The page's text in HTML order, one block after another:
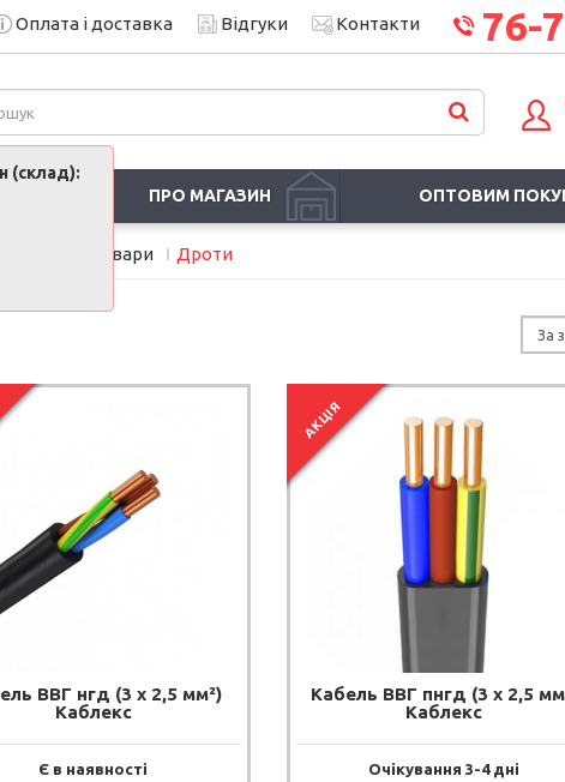
Оплата і доставка Відгуки Контакти 76-
(склад):
ПРО МАГАЗИН ОПТОВИМ
Електротовари Дроти
ВВГ нгд (3 x 2,5 мм²)
Каблекс
Є в наявності
АКЦІЯ
Кабель ВВГ пнгд (3 х 2,5
Каблекс
Очікування 3-4 дні